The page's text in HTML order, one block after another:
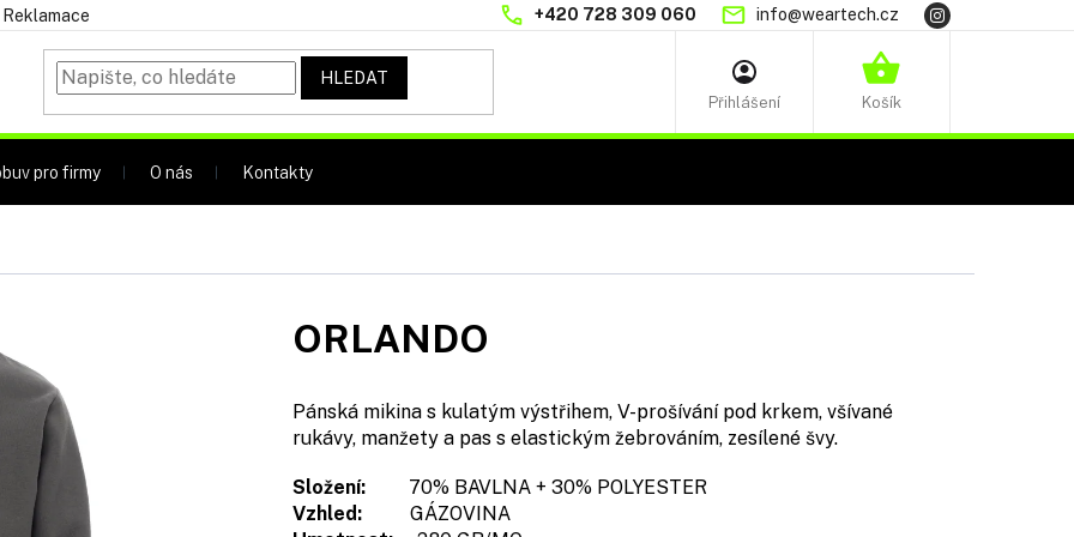
+420 728 309 060 info@weartech.cz
Reklamace
HLEDAT
NÁKUPNÍ
pro firmy O nás Kontakty
Pánská mikina s kulatým výstřihem, V-prošívání pod krkem, všívané
rukávy, manžety a pas s elastickým žebrováním, zesílené švy.
Složení:
70% BAVLNA + 30% POLYESTER
Vzhled:
GÁZOVINA
ORLANDO